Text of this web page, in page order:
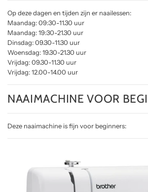
Op deze dagen en tijden zijn er naailessen:
Maandag: 09:30-11.30 uur
Maandag: 19:30-21.30 uur
Dinsdag: 09.30-11.30 uur
Woensdag: 19.30-21.30 uur
Vrijdag: 09.30-11.30 uur
Vrijdag: 12.00-14.00 uur
NAAIMACHINE VOOR
Deze naaimachine is fijn voor beginners: